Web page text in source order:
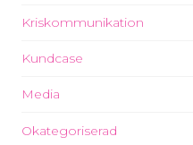
Kriskommunikation
Kundcase
Media
Okategoriserad